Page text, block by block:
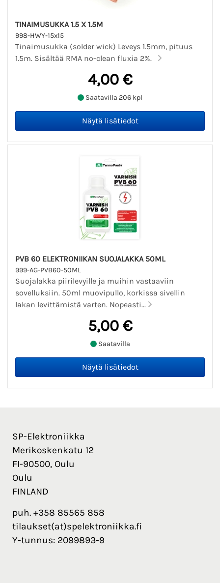
TINAIMUSUKKA 1.5 X 1.5M
998-HWY-15x15
Tinaimusukka (solder wick) Leveys 1.5mm, pituus
1.5m. Sisältää RMA no-clean fluxia 2%.
4,00 €
Saatavilla 206 kpl
PVB 60 ELEKTRONIIKAN SUOJALAKKA 50ML
999-AG-PVB60-50ML
Suojalakka piirilevyille ja muihin vastaaviin
sovelluksiin. 50ml muovipullo, korkissa sivellin
lakan levittämistä varten. Nopeasti...
5,00 €
Saatavilla
SP-Elektroniikka
Merikoskenkatu 12
FI-90500, Oulu
Oulu
FINLAND
puh. +358 85565 858
tilaukset(at)spelektroniikka.fi
Y-tunnus: 2099893-9